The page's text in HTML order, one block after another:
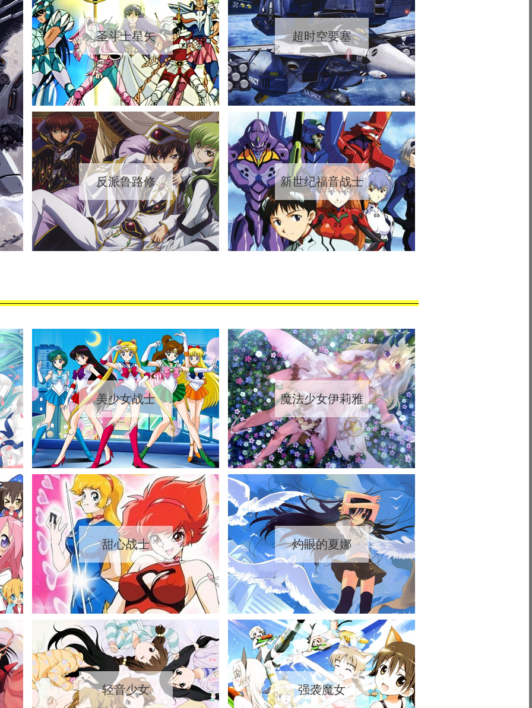
圣斗士星矢 超时空要塞
反派鲁路修 新世纪福音战士
美少女战士 魔法少女伊莉雅
甜心战士 灼眼的夏娜
轻音少女 强袭魔女